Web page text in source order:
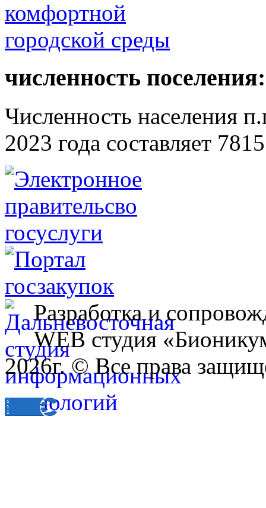
численность поселения:
Численность населения
2023 года составляет
Разработка и
WEB студия
2026г. © Все права